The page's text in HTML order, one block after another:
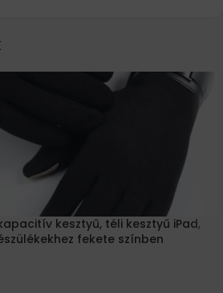
kesztyű, téli kesztyű iPad,
fekete színben